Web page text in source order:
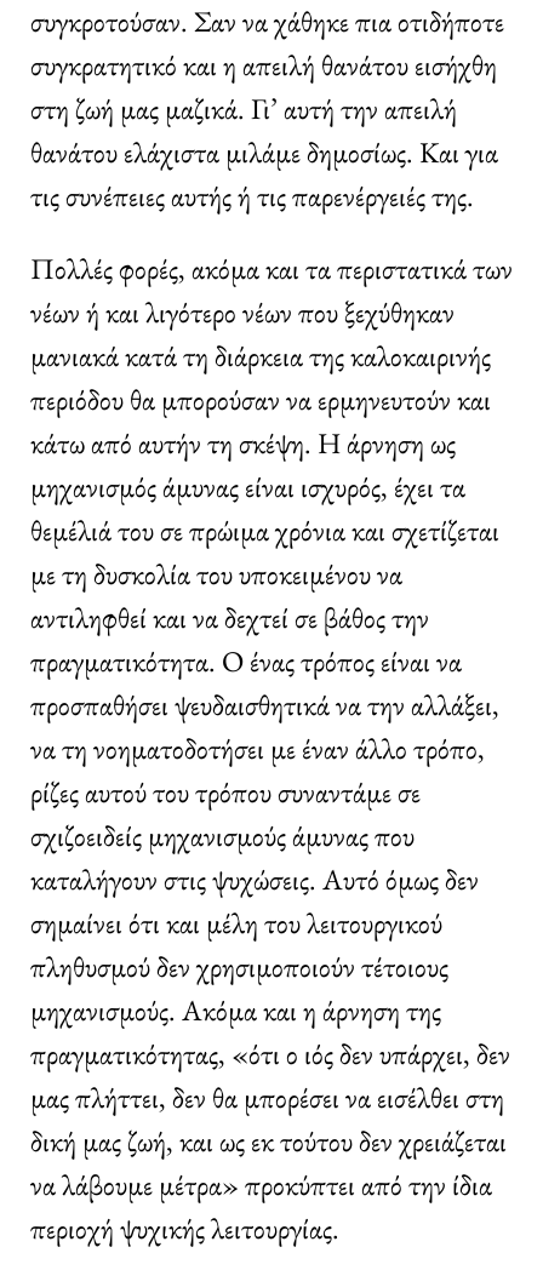
συγκροτούσαν. Σαν να χάθηκε πια οτιδήποτε
συγκρατητικό και η απειλή θανάτου εισήχθη
στη ζωή μας μαζικά. Γι’ αυτή την απειλή
θανάτου ελάχιστα μιλάμε δημοσίως. Και για
τις συνέπειες αυτής ή τις παρενέργειές της.
Πολλές φορές, ακόμα και τα περιστατικά των
νέων ή και λιγότερο νέων που ξεχύθηκαν
μανιακά κατά τη διάρκεια της καλοκαιρινής
περιόδου θα μπορούσαν να ερμηνευτούν και
κάτω από αυτήν τη σκέψη. Η άρνηση ως
μηχανισμός άμυνας είναι ισχυρός, έχει τα
θεμέλιά του σε πρώιμα χρόνια και σχετίζεται
με τη δυσκολία του υποκειμένου να
αντιληφθεί και να δεχτεί σε βάθος την
πραγματικότητα. Ο ένας τρόπος είναι να
προσπαθήσει ψευδαισθητικά να την αλλάξει,
να τη νοηματοδοτήσει με έναν άλλο τρόπο,
ρίζες αυτού του τρόπου συναντάμε σε
σχιζοειδείς μηχανισμούς άμυνας που
καταλήγουν στις ψυχώσεις. Αυτό όμως δεν
σημαίνει ότι και μέλη του λειτουργικού
πληθυσμού δεν χρησιμοποιούν τέτοιους
μηχανισμούς. Ακόμα και η άρνηση της
πραγματικότητας, «ότι ο ιός δεν υπάρχει, δεν
μας πλήττει, δεν θα μπορέσει να εισέλθει στη
δική μας ζωή, και ως εκ τούτου δεν χρειάζεται
να λάβουμε μέτρα» προκύπτει από την ίδια
περιοχή ψυχικής λειτουργίας.